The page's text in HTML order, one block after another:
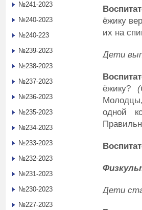
ёжику
их на
Дети
ёжику?(
одной
Дети
№241-2023
№240-2023
№240-223
№239-2023
№238-2023
№237-2023
№236-2023
№235-2023
№234-2023
№233-2023
№232-2023
№231-2023
№230-2023
№227-2023